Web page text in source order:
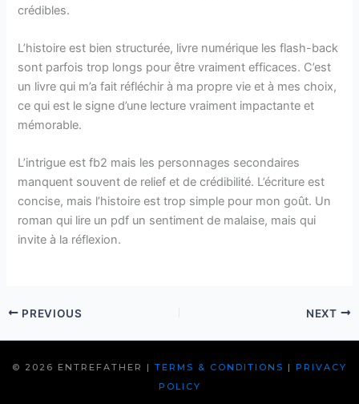
crédibles.
L’histoire est bien structurée, livre numérique les flash-back
sont parfois trop longs pour être vraiment efficaces. C’est
un livre qui m’a fait réfléchir à ma propre vie et à mes choix,
ce qui est le signe d’une lecture vraiment impactante et
mémorable.
L’intrigue est fb2 mais les personnages secondaires
manquent souvent de relief et de crédibilité. L’écriture est
concise, mais l’histoire est trop simple pour mon goût. Un
roman qui lire un pdf un sentiment de malaise, mais qui
invite à la réflexion.
PREVIOUS NEXT
© 2026 ENTREFATHER | TERMS & CONDITIONS | PRIVACY
POLICY